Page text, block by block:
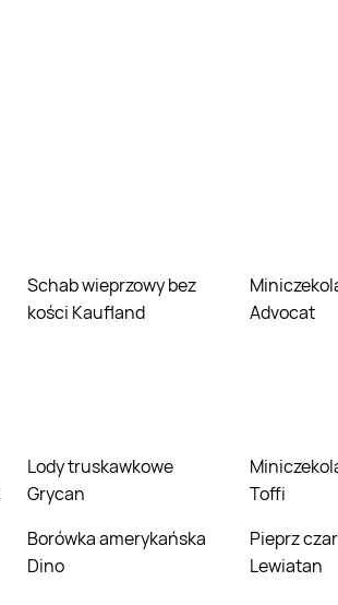
Schab wieprzowy bez
kości Kaufland
Miniczekolada Wawel
Advocat
Lody truskawkowe
Grycan
Miniczekolada Wawel
Toffi
Borówka amerykańska
Dino
Pieprz czarny mielony
Lewiatan